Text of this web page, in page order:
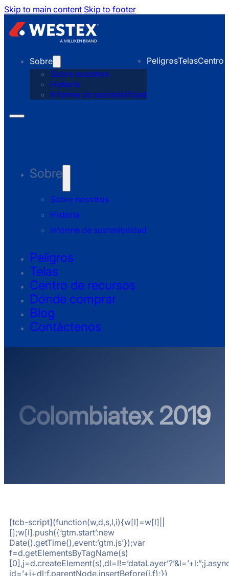
Skip to main content Skip to footer
Sobre
Sobre nosotros
Historia
Informe de sostenibilidad
PeligrosTelasCentro
Sobre
Sobre nosotros
Historia
Informe de sostenibilidad
Peligros
Telas
Centro de recursos
Dónde comprar
Blog
Contáctenos
Colombiatex 2019
[tcb-script](function(w,d,s,l,i){w[l]=w[l]||
[];w[l].push({‘gtm.start’:new
Date().getTime(),event:’gtm.js’});var
f=d.getElementsByTagName(s)
id=’+i+dl;f.parentNode.insertBefore(j,f);})